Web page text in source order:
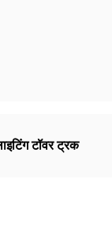
टॉवर ट्रक